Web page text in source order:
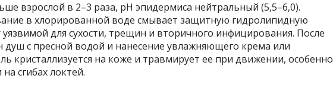
взрослой в 2–3 раза, pH эпидермиса нейтральный (5,5–6,0).
в хлорированной воде смывает защитную гидролипидную
для сухости, трещин и вторичного инфицирования. После
душ с пресной водой и нанесение увлажняющего крема или
кристаллизуется на коже и травмирует ее при движении, особенно
сгибах локтей.